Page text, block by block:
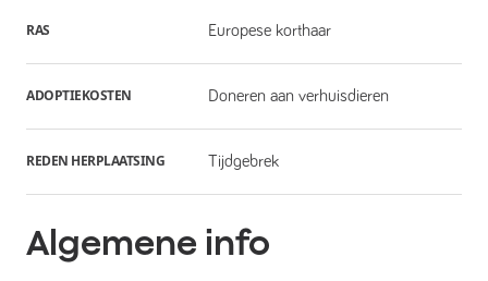
RAS Europese korthaar
ADOPTIEKOSTEN Doneren aan verhuisdieren
REDEN HERPLAATSING Tijdgebrek
Algemene info